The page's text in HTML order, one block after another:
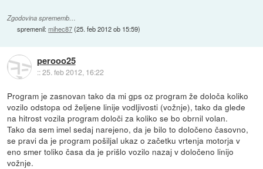
Zgodovina sprememb…
spremenil:mihec87(25. feb 2012 ob 15:59)
perooo25
::25. feb 2012, 16:22
Program je zasnovan tako da mi gps oz program že določa koliko
vozilo odstopa od željene linije vodljivosti (vožnje), tako da glede
na hitrost vozila program določi za koliko se bo obrnil volan.
Tako da sem imel sedaj narejeno, da je bilo to določeno časovno,
se pravi da je program pošiljal ukaz o začetku vrtenja motorja v
eno smer toliko časa da je prišlo vozilo nazaj v določeno linijo
vožnje.